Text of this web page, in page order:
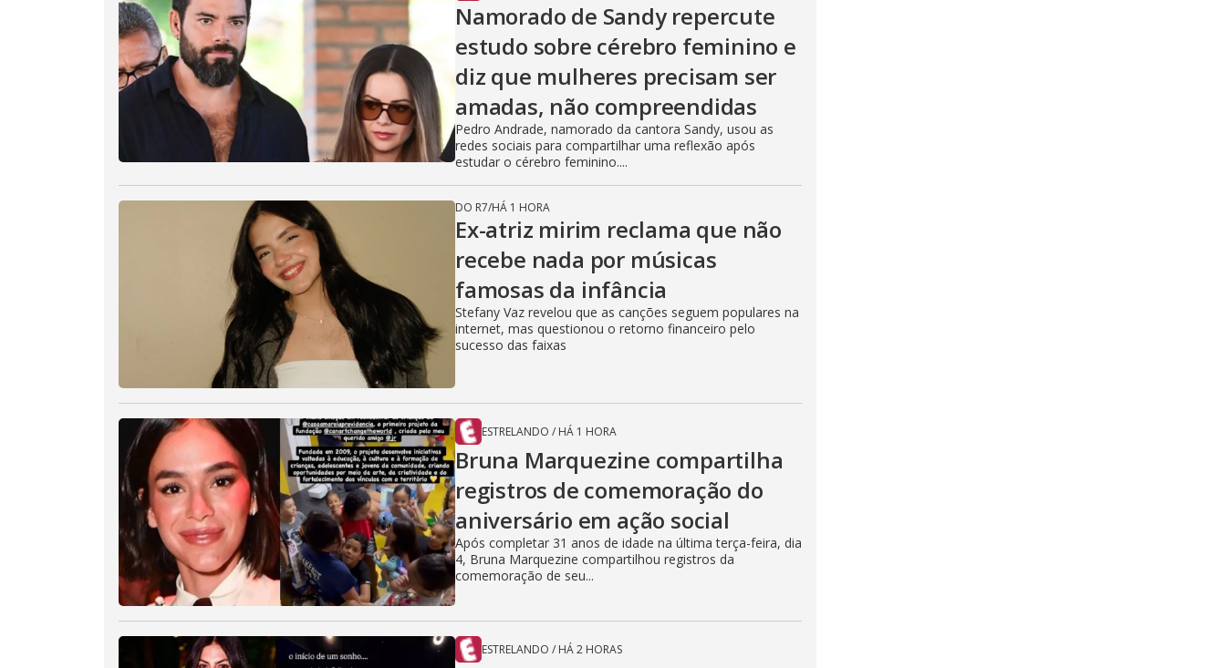
Namorado de Sandy repercute
estudo sobre cérebro feminino e
diz que mulheres precisam ser
amadas, não compreendidas
Pedro Andrade, namorado da cantora Sandy, usou as
redes sociais para compartilhar uma reflexão após
estudar o cérebro feminino....
DO R7/HÁ 1 HORA
Ex-atriz mirim reclama que não
recebe nada por músicas
famosas da infância
Stefany Vaz revelou que as canções seguem populares na
internet, mas questionou o retorno financeiro pelo
sucesso das faixas
ESTRELANDO / HÁ 1 HORA
Bruna Marquezine compartilha
registros de comemoração do
aniversário em ação social
Após completar 31 anos de idade na última terça-feira, dia
4, Bruna Marquezine compartilhou registros da
comemoração de seu...
ESTRELANDO / HÁ 2 HORAS